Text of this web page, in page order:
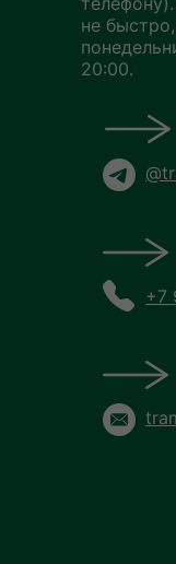
+7
не
20:00.